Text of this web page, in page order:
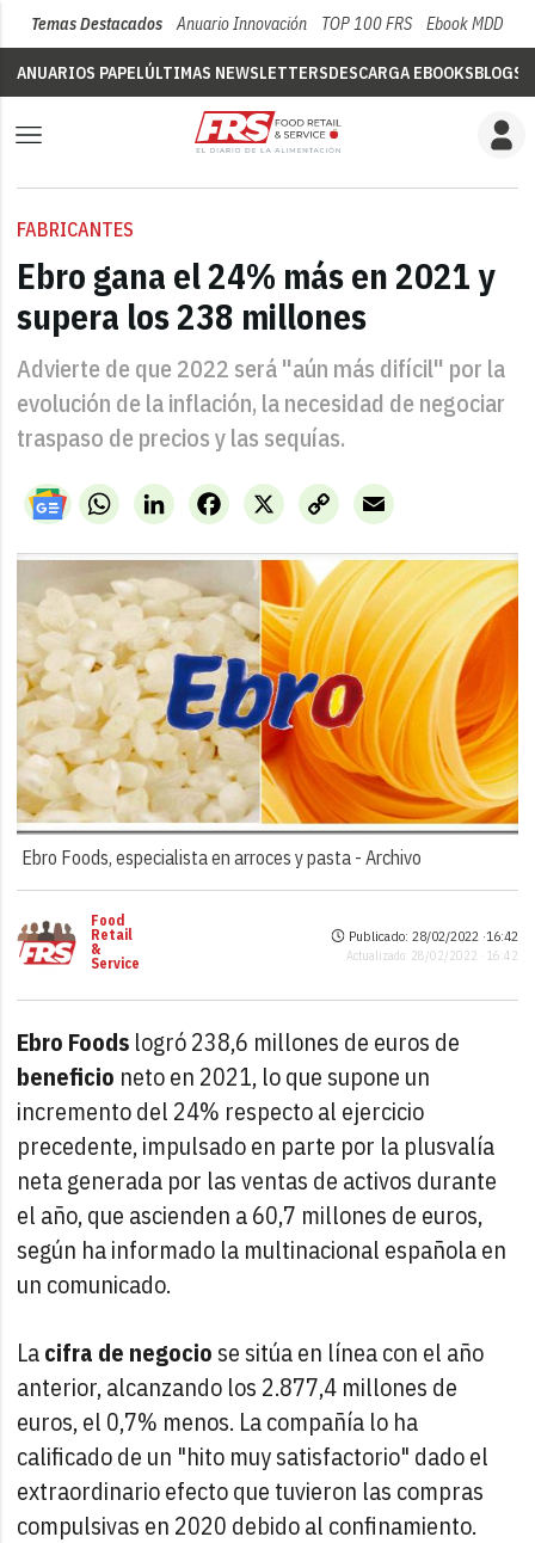
Temas Destacados Anuario Innovación TOP 100 FRS Ebook MDD
ANUARIOS PAPELÚLTIMAS NEWSLETTERSDESCARGA EBOOKSBLOGS
FABRICANTES
Ebro gana el 24% más en 2021 y
supera los 238 millones
Advierte de que 2022 será "aún más difícil" por la
evolución de la inflación, la necesidad de negociar
traspaso de precios y las sequías.
WhatsAppLinkedIn X
Facebook
Copy
Link
Email
Ebro Foods, especialista en arroces y pasta -Archivo
Food
Retail
&
Service
Publicado: 28/02/2022 ·16:42
Actualizado: 28/02/2022 · 16:42
Ebro Foods logró 238,6 millones de euros de
beneficio neto en 2021, lo que supone un
incremento del 24% respecto al ejercicio
precedente, impulsado en parte por la plusvalía
neta generada por las ventas de activos durante
el año, que ascienden a 60,7 millones de euros,
según ha informado la multinacional española en
un comunicado.
Lacifra de negocio se sitúa en línea con el año
anterior, alcanzando los 2.877,4 millones de
euros, el 0,7% menos. La compañía lo ha
calificado de un "hito muy satisfactorio" dado el
extraordinario efecto que tuvieron las compras
compulsivas en 2020 debido al confinamiento.